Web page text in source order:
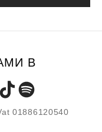
В
01886120540